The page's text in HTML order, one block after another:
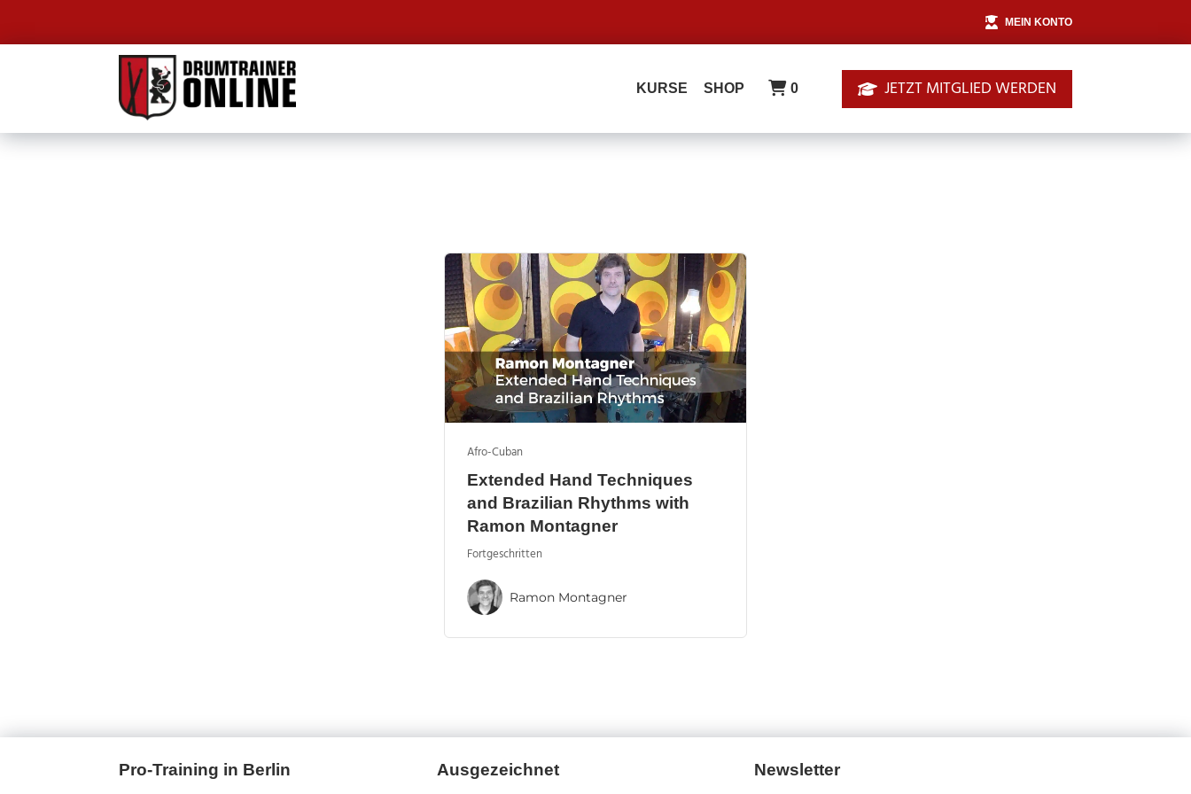
MEIN KONTO
KURSE SHOP 0 JETZT MITGLIED WERDEN
Afro-Cuban
Extended Hand Techniques
and Brazilian Rhythms with
Ramon Montagner
Fortgeschritten
Ramon Montagner
Pro-Training in Berlin Ausgezeichnet Newsletter